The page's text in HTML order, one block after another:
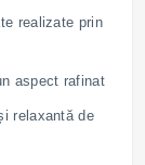
realizate prin
aspect rafinat
relaxantă de